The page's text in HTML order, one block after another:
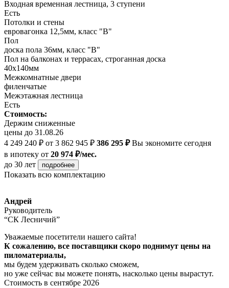
Входная временная лестница, 3 ступени
Есть
Потолки и стены
евровагонка 12,5мм, класс "В"
Пол
доска пола 36мм, класс "B"
Пол на балконах и террасах, строганная доска
40х140мм
Межкомнатные двери
филенчатые
Межэтажная лестница
Есть
Стоимость:
Держим сниженные
цены до 31.08.26
4 249 240 ₽ от 3 862 945 ₽ 386 295 ₽Вы экономите сегодня
в ипотеку от 20 974 ₽/мес.
до 30 лет
подробнее
Показать всю комплектацию
Андрей
Руководитель
“СК Лесничий”
Уважаемые посетители нашего сайта!
К сожалению, все поставщики скоро поднимут цены на
пиломатериалы,
мы будем удерживать сколько сможем,
но уже сейчас вы можете понять, насколько цены вырастут.
Стоимость в сентябре 2026